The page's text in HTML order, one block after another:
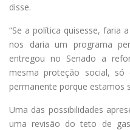
disse.
“Se a política quisesse, faria
nos daria um programa
entregou no Senado a
mesma proteção social, só
permanente porque estamos
Uma das possibilidades
uma revisão do teto de